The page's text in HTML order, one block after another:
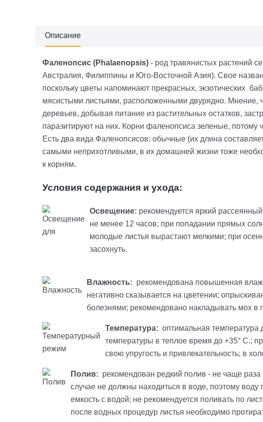
Описание
Фаленопсис (Phalaenopsis) - род травянистых растений
Австралия, Филиппины и Юго-Восточной Азия). Свое
поскольку цветы напоминают прекрасных, экзотических
мясистыми листьями, расположенными двурядно. Мнение,
деревьев, добывая питание из растительных остатков,
паразитируют на них. Корни фаленопсиса зеленые, потому
Есть два вида Фаленопсисов: обычные (их длина
самыми неприхотливыми, в их домашней жизни тоже
к корням.
Условия содержания и ухода:
Освещение: рекомендуется яркий
не менее 12 часов; при попадании прямых
молодые листья вырастают мелкими; при
засохнуть.
Влажность: рекомендована повышенная
негативно сказывается на цветении;
болезнями; рекомендовано накладывать мох в
Температура: оптимальная температура
температуры в теплое время до +35° С.;
свою упругость и привлекательность; в
Полив: рекомендован редкий полив - не чаще раза
случае не должны находиться в воде, поэтому
емкость с водой; не рекомендуется поливать по
после водных процедур листья необходимо